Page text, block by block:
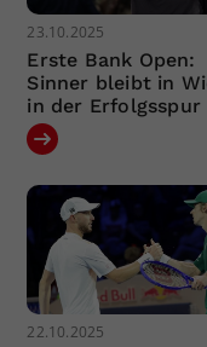
23.10.2025
Erste Bank Open:
Sinner bleibt in
in der Erfolgsspur
22.10.2025